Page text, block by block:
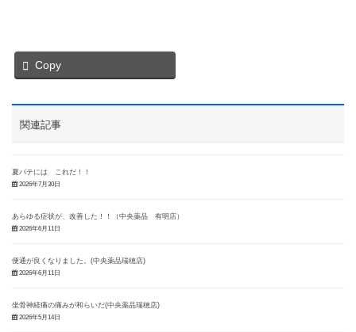
Copy
関連記事
夏バテには これだ！！
2026年7月30日
あらゆる症状が、改善した！！（中央薬品 有明店）
2026年6月11日
便通が良くなりました。(中央薬品瑞穂店)
2026年6月11日
坐骨神経痛の痛みが和らいだ(中央薬品瑞穂店)
2026年5月14日